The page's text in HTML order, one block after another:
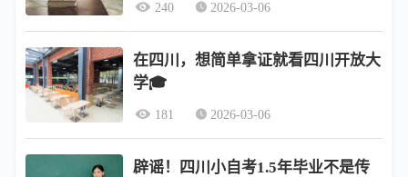
240 2026-03-06
在四川，想简单拿证就看四川开放大
学🎓
181 2026-03-06
辟谣！四川小自考1.5年毕业不是传